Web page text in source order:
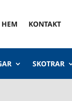
HEM KONTAKT
SKOTRAR